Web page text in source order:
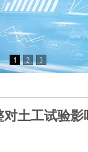
土工试验影